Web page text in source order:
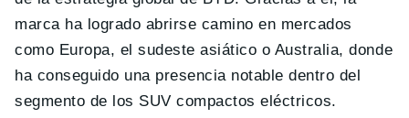
marca ha logrado abrirse camino en mercados
como Europa, el sudeste asiático o Australia, donde
ha conseguido una presencia notable dentro del
segmento de los SUV compactos eléctricos.